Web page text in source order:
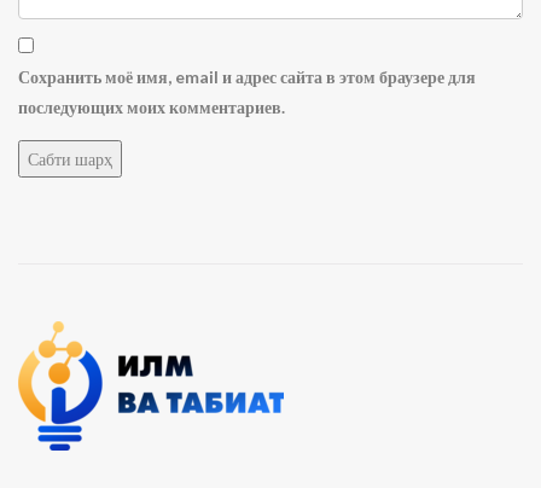
Сохранить моё имя, email и адрес сайта в этом браузере для
последующих моих комментариев.